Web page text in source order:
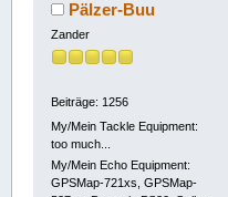
Pälzer-Buu
Zander
Beiträge: 1256
My/Mein Tackle Equipment:
too much...
My/Mein Echo Equipment:
GPSMap-721xs, GPSMap-